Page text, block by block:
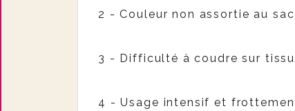
2 - Couleur non assortie au
3 - Difficulté à coudre sur tissu
4 - Usage intensif et